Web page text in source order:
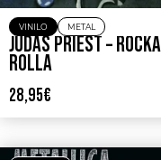
VINILO METAL
JUDAS PRIEST – ROCKA
ROLLA
28,95€